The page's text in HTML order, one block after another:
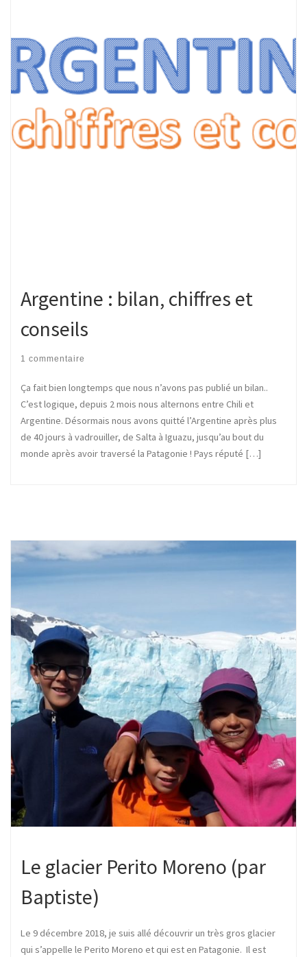
Argentine : bilan, chiffres et
conseils
1 commentaire
Ça fait bien longtemps que nous n’avons pas publié un bilan..
C’est logique, depuis 2 mois nous alternons entre Chili et
Argentine. Désormais nous avons quitté l’Argentine après plus
de 40 jours à vadrouiller, de Salta à Iguazu, jusqu’au bout du
monde après avoir traversé la Patagonie ! Pays réputé […]
Le glacier Perito Moreno (par
Baptiste)
Le 9 décembre 2018, je suis allé découvrir un très gros glacier
qui s’appelle le Perito Moreno et qui est en Patagonie. Il est